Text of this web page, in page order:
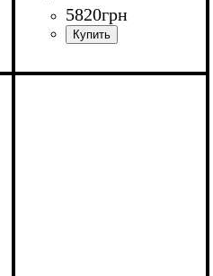
5820грн
Длина: 100 (+100) см